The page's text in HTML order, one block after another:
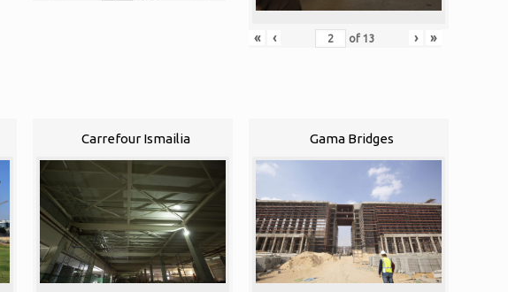
« ‹ of 13 › »
Carrefour Ismailia Gama Bridges